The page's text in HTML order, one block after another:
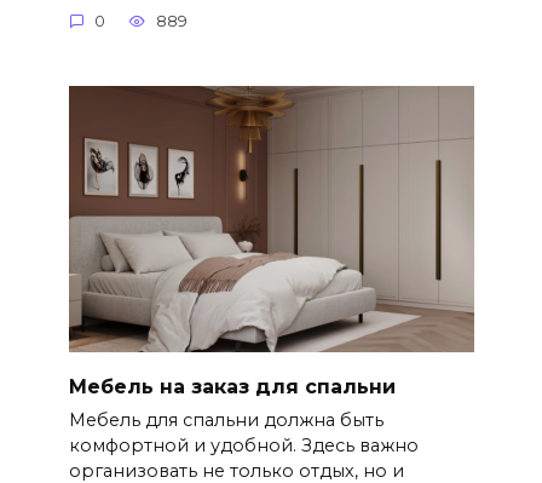
0 889
Мебель на заказ для спальни
Мебель для спальни должна быть
комфортной и удобной. Здесь важно
организовать не только отдых, но и